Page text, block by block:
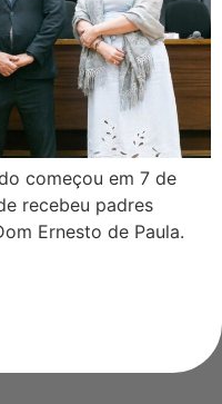
começou em 7 de
recebeu padres
Ernesto de Paula.